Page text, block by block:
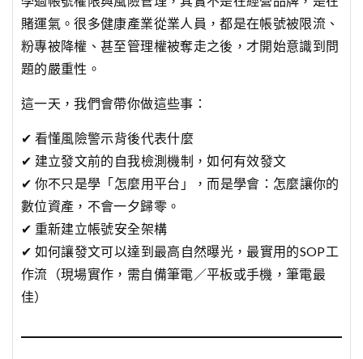
賭運氣。很多健康產業從業人員，都是在帳號被限流、
粉專被降權、甚至管理權被奪走之後，才開始意識到問
題的嚴重性。
這一天，我們會帶你做這些事：
✔ 看懂風險警示背後代表什麼
✔ 建立發文前的自我檢測機制，如何有效發文
✔ 你不只是學「怎麼用平台」，而是學會：怎麼讓你的
數位資產，不會一夕歸零。
✔ 重新建立帳號安全架構
✔ 如何讓發文可以達到最高自然曝光，最實用的SOP工
作流（現場實作，需自備筆電／平板或手機，筆電最
佳）